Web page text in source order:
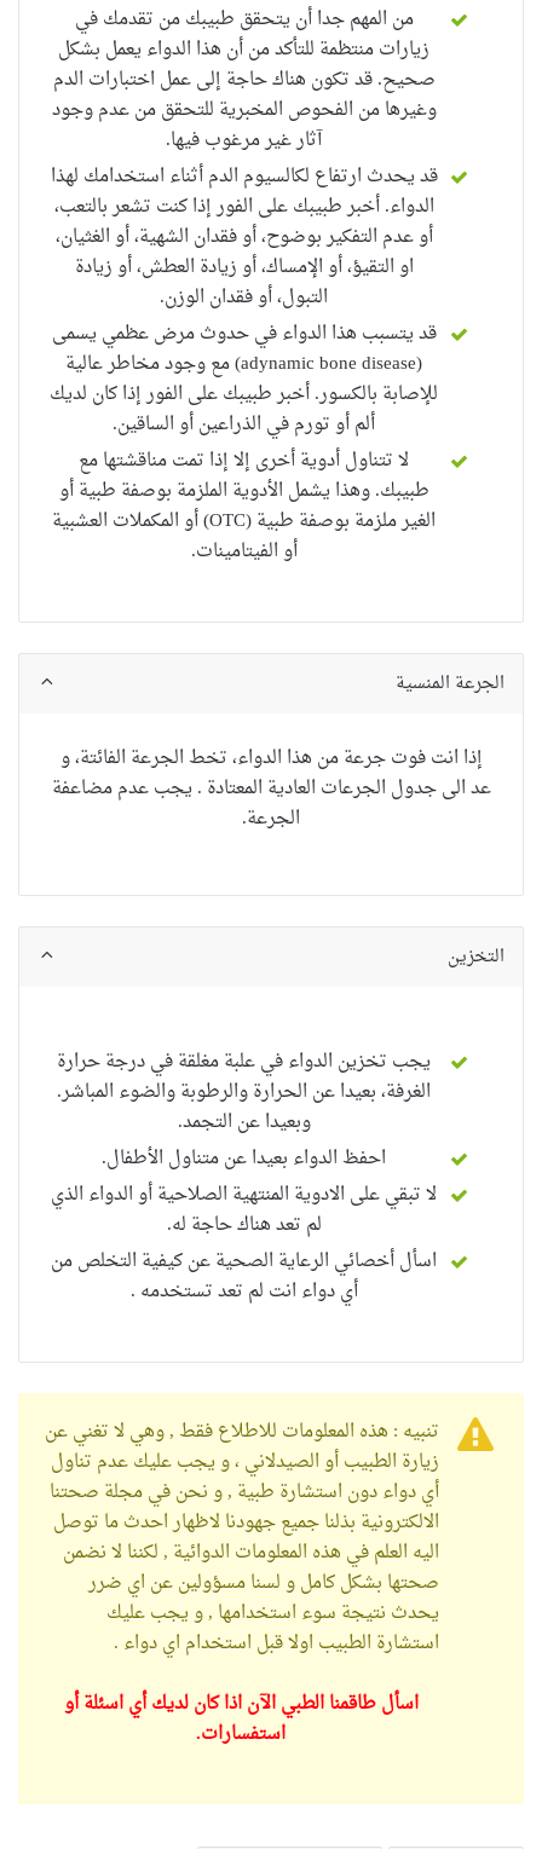
من المهم جدا أن يتحقق طبيبك من تقدمك في
زيارات منتظمة للتأكد من أن هذا الدواء يعمل بشكل
صحيح.قد تكون هناك حاجة إلى عمل اختبارات الدم
وغيرها من الفحوص المخبرية للتحقق من عدم وجود
آثار غير مرغوب فيها.
قد يحدث ارتفاع لكالسيوم الدم أثناء استخدامك لهذا
الدواء.أخبر طبيبك على الفور إذا كنت تشعر بالتعب،
أو عدم التفكير بوضوح، أو فقدان الشهية، أو الغثيان،
او التقيؤ، أو الإمساك، أو زيادة العطش، أو زيادة
التبول، أو فقدان الوزن.
قد يتسبب هذا الدواء في حدوث مرض عظمي يسمى
(adynamic bone disease) مع وجود مخاطر عالية
للإصابة بالكسور.أخبر طبيبك على الفور إذا كان لديك
ألم أو تورم في الذراعين أو الساقين.
لا تتناول أدوية أخرى إلا إذا تمت مناقشتها مع
طبيبك.وهذا يشمل الأدوية الملزمة بوصفة طبية أو
الغير ملزمة بوصفة طبية (OTC) أو المكملات العشبية
أو الفيتامينات.
الجرعة المنسية
إذا انت فوت جرعة من هذا الدواء، تخط الجرعة الفائتة، و
عد الى جدول الجرعات العادية المعتادة . يجب عدم مضاعفة
الجرعة.
التخزين
يجب تخزين الدواء في علبة مغلقة في درجة حرارة
الغرفة، بعيدا عن الحرارة والرطوبة والضوء المباشر.
وبعيدا عن التجمد.
احفظ الدواء بعيدا عن متناول الأطفال.
لا تبقي على الادوية المنتهية الصلاحية أو الدواء الذي
لم تعد هناك حاجة له.
اسأل أخصائي الرعاية الصحية عن كيفية التخلص من
أي دواء انت لم تعد تستخدمه .
تنبيه : هذه المعلومات للاطلاع فقط , وهي لا تغني عن
زيارة الطبيب أو الصيدلاني ، و يجب عليك عدم تناول
أي دواء دون استشارة طبية , و نحن في مجلة صحتنا
الالكترونية بذلنا جميع جهودنا لاظهار احدث ما توصل
اليه العلم في هذه المعلومات الدوائية , لكننا لا نضمن
صحتها بشكل كامل و لسنا مسؤولين عن اي ضرر
يحدث نتيجة سوء استخدامها , و يجب عليك
استشارة الطبيب اولا قبل استخدام اي دواء .
اسأل طاقمنا الطبي الآن اذا كان لديك أي اسئلة أو
استفسارات.